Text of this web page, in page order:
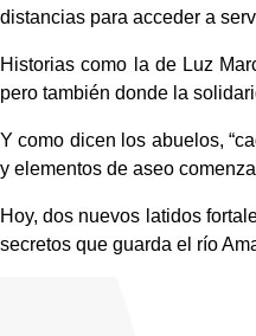
distancias para acceder a
Historias como la de Luz
pero también donde la
Y como dicen los abuelos,
y elementos de aseo
Hoy, dos nuevos latidos
secretos que guarda el río